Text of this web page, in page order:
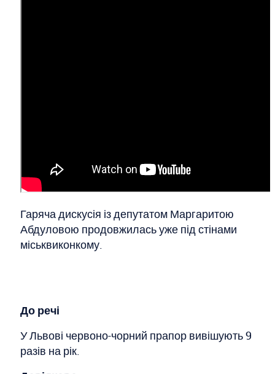
Гаряча дискусія із депутатом Маргаритою
Абдуловою продовжилась уже під стінами
міськвиконкому.
До речі
У Львові червоно-чорний прапор вивішують 9
разів на рік.